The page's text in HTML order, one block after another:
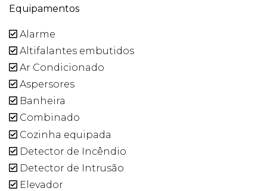
Equipamentos
Alarme
Altifalantes embutidos
Ar Condicionado
Aspersores
Banheira
Combinado
Cozinha equipada
Detector de Incêndio
Detector de Intrusão
Elevador